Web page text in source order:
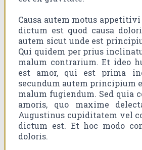
Causa autem motus
dictum est quod causa
autem sicut unde est
Qui quidem per prius
malum contrarium. Et ideo
est amor, qui est prima
secundum autem principium
malum fugiendum. Sed quia
amoris, quo maxime
Augustinus cupiditatem vel
dictum est. Et hoc modo
doloris.